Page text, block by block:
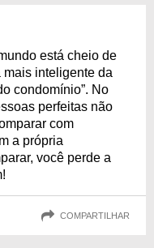
está cheio de
mais inteligente da
condomínio”. No
perfeitas não
com
a própria
você perde a
COMPARTILHAR